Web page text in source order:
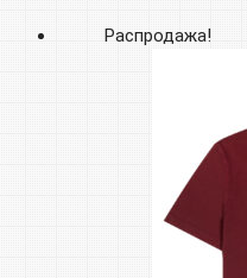
Распродажа!